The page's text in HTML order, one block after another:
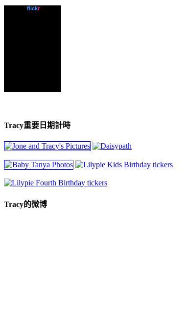
flickr.com
Tracy重要日期計時
Tracy的微博